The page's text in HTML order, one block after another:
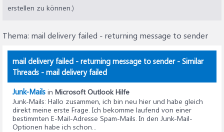
erstellen zu können.)
Thema: mail delivery failed - returning message to sender
mail delivery failed - returning message to sender - Similar
Threads - mail delivery failed
Junk-Mails in Microsoft Outlook Hilfe
Junk-Mails: Hallo zusammen, ich bin neu hier und habe gleich
direkt meine erste Frage. Ich bekomme laufend von einer
bestimmten E-Mail-Adresse Spam-Mails. In den Junk-Mail-
Optionen habe ich schon...